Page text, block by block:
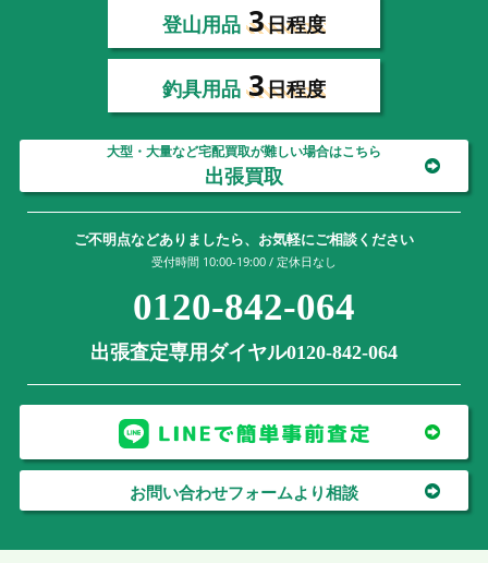
登山用品 3日程度
釣具用品 3日程度
大型・大量など宅配買取が難しい場合はこちら
出張買取
ご不明点などありましたら、お気軽にご相談ください
受付時間 10:00-19:00 / 定休日なし
0120-842-064
出張査定専用ダイヤル0120-842-064
お問い合わせフォームより相談